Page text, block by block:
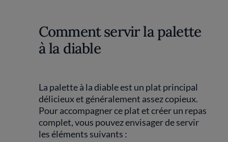
Comment servir la palette
à la diable
La palette à la diable est un plat principal
délicieux et généralement assez copieux.
Pour accompagner ce plat et créer un repas
complet, vous pouvez envisager de servir
les éléments suivants :